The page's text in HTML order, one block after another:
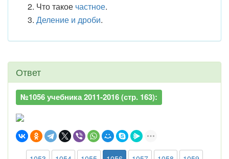
Что такое частное.
Деление и дроби.
Ответ
№1056 учебника 2011-2016 (стр. 163):